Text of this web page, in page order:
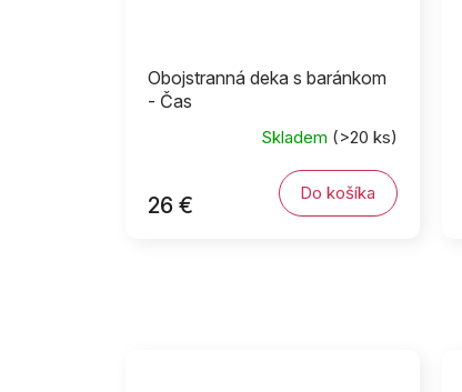
Obojstranná deka s baránkom
- Čas
Skladem (>20 ks)
26 € Do košíka